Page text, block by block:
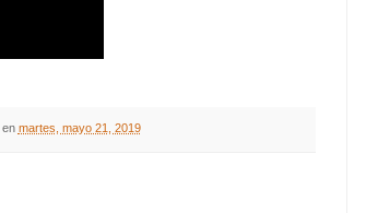
en martes, mayo 21, 2019